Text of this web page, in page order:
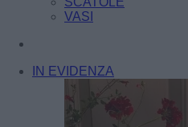
VASI
IN EVIDENZA